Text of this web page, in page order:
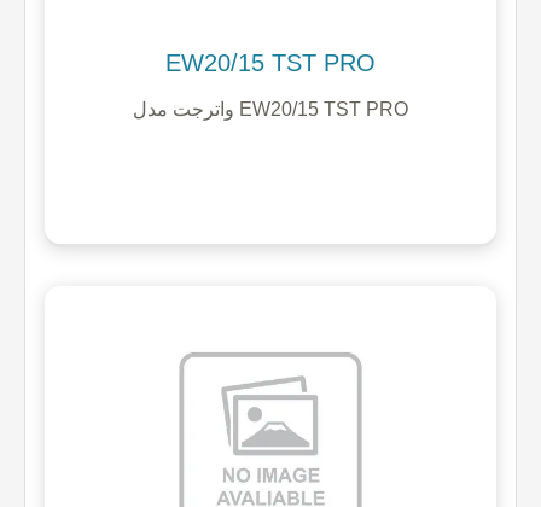
EW20/15 TST PRO
واترجت مدل EW20/15 TST PRO